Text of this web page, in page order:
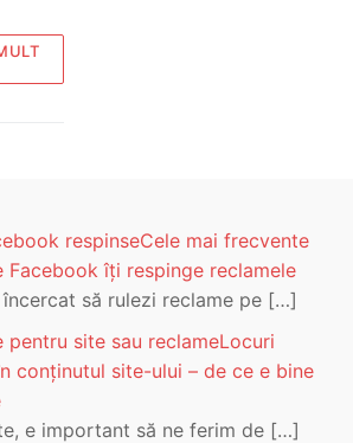
Cele mai frecvente
Facebook îți respinge reclamele
să rulezi reclame pe […]
Locuri
conținutul site-ului – de ce e bine
e important să ne ferim de […]